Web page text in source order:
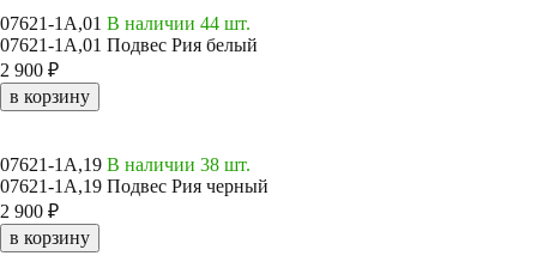
07621-1A,01 В наличии 44 шт.
07621-1A,01 Подвес Рия белый
2 900 ₽
в корзину
07621-1A,19 В наличии 38 шт.
07621-1A,19 Подвес Рия черный
2 900 ₽
в корзину